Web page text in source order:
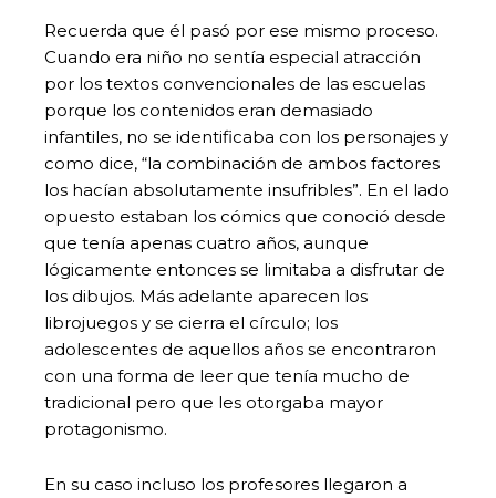
Recuerda que él pasó por ese mismo proceso.
Cuando era niño no sentía especial atracción
por los textos convencionales de las escuelas
porque los contenidos eran demasiado
infantiles, no se identificaba con los personajes y
como dice, “la combinación de ambos factores
los hacían absolutamente insufribles”. En el lado
opuesto estaban los cómics que conoció desde
que tenía apenas cuatro años, aunque
lógicamente entonces se limitaba a disfrutar de
los dibujos. Más adelante aparecen los
librojuegos y se cierra el círculo; los
adolescentes de aquellos años se encontraron
con una forma de leer que tenía mucho de
tradicional pero que les otorgaba mayor
protagonismo.
En su caso incluso los profesores llegaron a